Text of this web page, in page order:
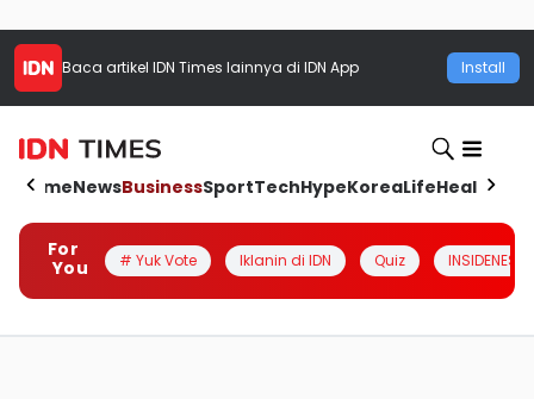
Baca artikel IDN Times lainnya di IDN App Install
HomeNewsBusinessSportTechHypeKoreaLifeHealth
For
You
# Yuk Vote Iklanin di IDN Quiz INSIDENESIA